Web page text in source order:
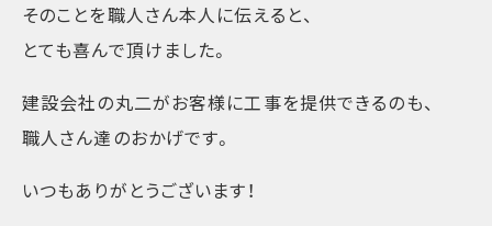
そのことを職人さん本人に伝えると、
とても喜んで頂けました。
建設会社の丸二がお客様に工事を提供できるのも、
職人さん達のおかげです。
いつもありがとうございます！